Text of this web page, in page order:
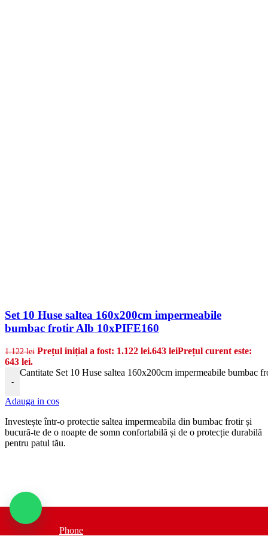
Set 10 Huse saltea 160x200cm impermeabile
bumbac frotir Alb 10xPIFE160
1.122lei Prețul inițial a fost: 1.122 lei.643 leiPrețul curent este:
643 lei.
-
Cantitate Set 10 Huse saltea 160x200cm impermeabile bumbac
Adauga in cos
Investeșteîntr-o protectie saltea impermeabila din bumbac frotirși
bucură-te de o noapte de somn confortabilă și de o protecție durabilă
pentru patul tău.
Phone